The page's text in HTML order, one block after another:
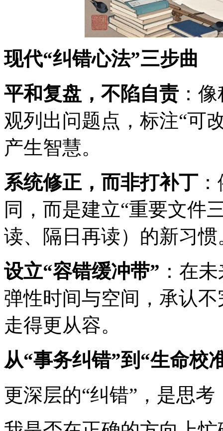
现代“纠错心法”三步曲
平和复盘，不陷自责：像
观列出问题点，标注“可
产生智慧。
系统修正，而非打补丁
同，而是建立“重要文件
读、隔日再读）的新习惯
设立“容错缓冲带” ：在
弹性时间与空间，承认
走得更从容。
从“事务纠错”到“生命校
更深层的“纠错”，是思考